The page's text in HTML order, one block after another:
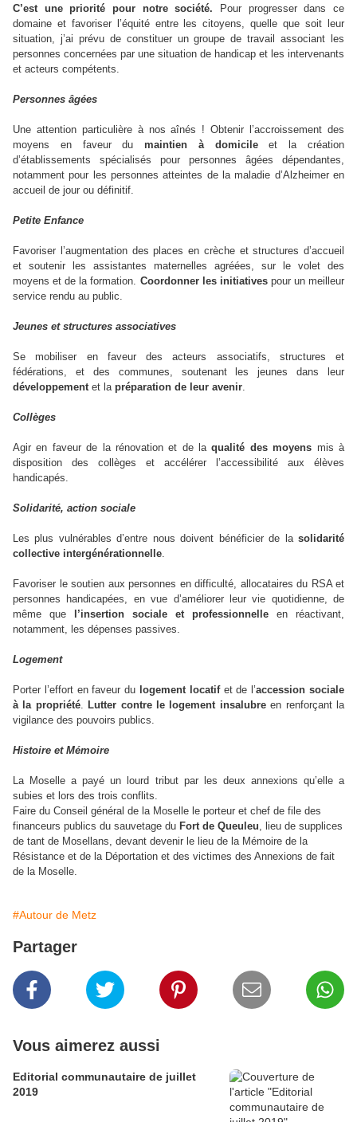
C’est une priorité pour notre société.
Pour progresser dans ce
domaine et favoriser l’équité entre les citoyens, quelle que soit leur
situation, j’ai prévu de constituer un groupe de travail associant les
personnes concernées par une situation de handicap et les intervenants
et acteurs compétents.
Personnes âgées
Une attention particulière à nos aînés ! Obtenir l’accroissement des
moyens en faveur dumaintien à domicileet la création
d’établissements spécialisés pour personnes âgées dépendantes,
notamment pour les personnes atteintes de la maladie d’Alzheimer en
accueil de jour ou définitif.
Petite Enfance
Favoriser l’augmentation des places en crèche et structures d’accueil
et soutenir les assistantes maternelles agréées, sur le volet des
moyens et de la formation. Coordonner les initiativespour un meilleur
service rendu au public.
Jeunes et structures associatives
Se mobiliser en faveur des acteurs associatifs, structures et
fédérations, et des communes, soutenant les jeunes dans leur
développementet la préparation de leur avenir.
Collèges
Agir en faveur de la rénovation et de laqualité des moyens mis à
disposition des collèges et accélérer l’accessibilité aux élèves
handicapés.
Solidarité, action sociale
Les plus vulnérables d’entre nous doivent bénéficier de la solidarité
collective intergénérationnelle.
Favoriser le soutien aux personnes en difficulté, allocataires du RSA et
personnes handicapées, en vue d’améliorer leur vie quotidienne, de
même que
l’insertion sociale et professionnelle en réactivant,
notamment, les dépenses passives.
Logement
Porter l’effort en faveur du logement locatifet de l’accession sociale
à la propriété. Lutter contre le logement insalubreen renforçant la
vigilance des pouvoirs publics.
Histoire et Mémoire
La Moselle a payé un lourd tribut par les deux annexions qu’elle a
subies et lors des trois conflits.
Faire du Conseil général de la Moselle le porteur et chef de file des
financeurs publics du sauvetage du Fort de Queuleu, lieu de supplices
de tant de Mosellans, devant devenir le lieu de la Mémoire de la
Résistance et de la Déportation et des victimes des Annexions de fait
de la Moselle.
#Autour de Metz
Partager
Vous aimerez aussi
Editorial communautaire de juillet
2019